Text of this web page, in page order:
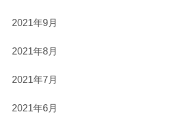
2021年9月
2021年8月
2021年7月
2021年6月